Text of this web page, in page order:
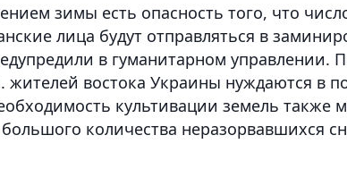
зимы есть опасность того, что
лица будут отправляться в
в гуманитарном управлении.
жителей востока Украины нуждаются в
культивации земель также
количества неразорвавшихся